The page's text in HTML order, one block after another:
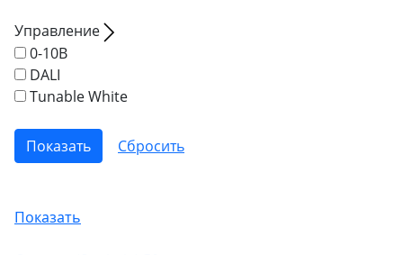
Управление
0-10В
DALI
Tunable White
Показать